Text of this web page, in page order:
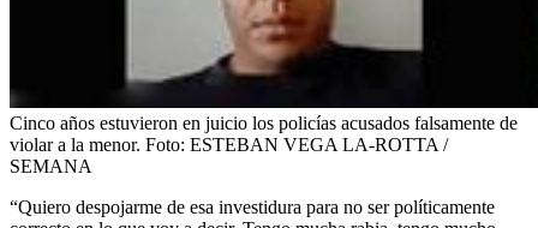
Cinco años estuvieron en juicio los policías acusados falsamente de
violar a la menor. Foto: ESTEBAN VEGA LA-ROTTA /
SEMANA
“Quiero despojarme de esa investidura para no ser políticamente